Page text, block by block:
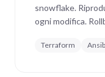
snowflake.
ogni modifica.
Terraform